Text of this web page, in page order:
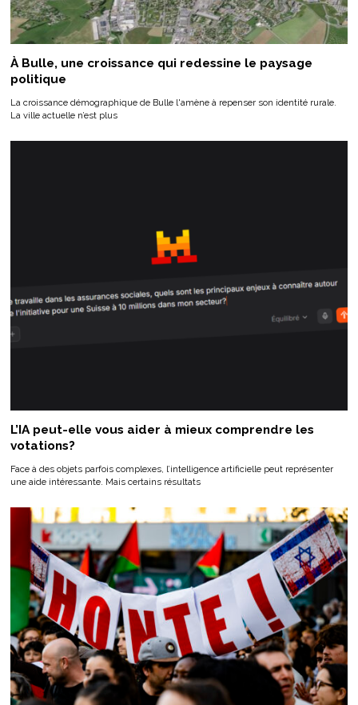
À Bulle, une croissance qui redessine le paysage
politique
La croissance démographique de Bulle l'amène à repenser son identité rurale.
La ville actuelle n’est plus
L’IA peut-elle vous aider à mieux comprendre les
votations?
Face à des objets parfois complexes, l’intelligence artificielle peut représenter
une aide intéressante. Mais certains résultats